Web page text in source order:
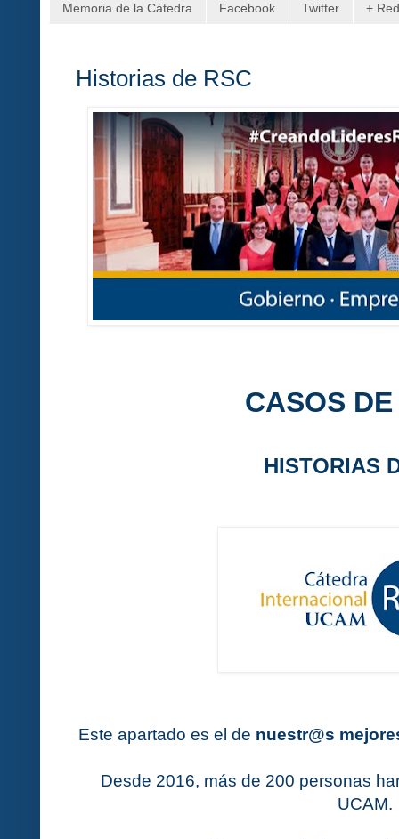
Memoria de la Cátedra Facebook Twitter +
Historias de RSC
CASOS
HISTORIAS
Este apartado es el de nuestr@s
Desde 2016, más de 200 personas
UCAM.